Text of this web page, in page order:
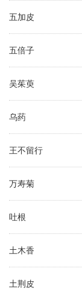
五加皮
五倍子
吴茱萸
乌药
王不留行
万寿菊
吐根
土木香
土荆皮